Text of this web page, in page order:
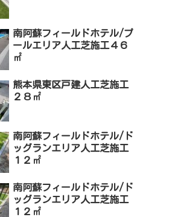
南阿蘇フィールドホテル/プ
ールエリア人工芝施工４６
㎡
熊本県東区戸建人工芝施工
２８㎡
南阿蘇フィールドホテル/ド
ッグランエリア人工芝施工
１２㎡
南阿蘇フィールドホテル/ド
ッグランエリア人工芝施工
１２㎡